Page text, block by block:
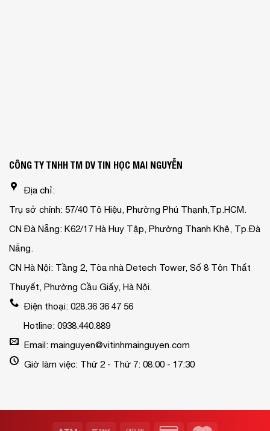
CÔNG TY TNHH TM DV TIN HỌC MAI NGUYỄN
Địa chỉ:
Trụ sở chính: 57/40 Tô Hiệu, Phường Phú Thạnh,Tp.HCM.
CN Đà Nẵng: K62/17 Hà Huy Tập, Phường Thanh Khê, Tp.Đà
Nẵng.
CN Hà Nội: Tầng 2, Tòa nhà Detech Tower, Số 8 Tôn Thất
Thuyết, Phường Cầu Giấy, Hà Nội.
Điện thoại: 028.36 36 47 56
Hotline: 0938.440.889
Email: mainguyen@vitinhmainguyen.com
Giờ làm việc: Thứ 2 - Thứ 7: 08:00 - 17:30